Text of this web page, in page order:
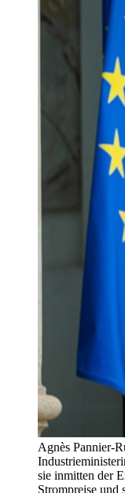
Agnès Pannier-
sie inmitten der
Strompreise und